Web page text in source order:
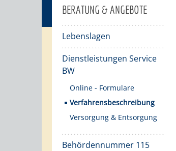
BERATUNG & ANGEBOTE
Lebenslagen
Dienstleistungen Service
BW
Online - Formulare
Verfahrensbeschreibung
Versorgung & Entsorgung
Behördennummer 115